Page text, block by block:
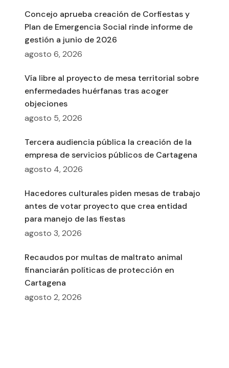
Concejo aprueba creación de Corfiestas y
Plan de Emergencia Social rinde informe de
gestión a junio de 2026
agosto 6, 2026
Vía libre al proyecto de mesa territorial sobre
enfermedades huérfanas tras acoger
objeciones
agosto 5, 2026
Tercera audiencia pública la creación de la
empresa de servicios públicos de Cartagena
agosto 4, 2026
Hacedores culturales piden mesas de trabajo
antes de votar proyecto que crea entidad
para manejo de las fiestas
agosto 3, 2026
Recaudos por multas de maltrato animal
financiarán políticas de protección en
Cartagena
agosto 2, 2026